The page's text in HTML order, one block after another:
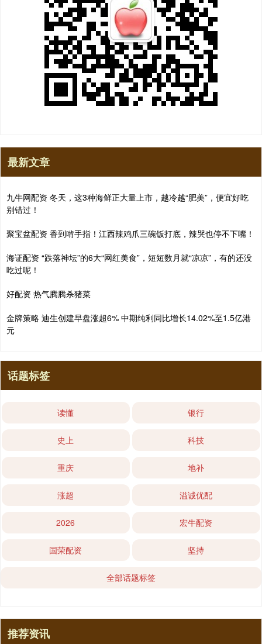
最新文章
九牛网配资 冬天，这3种海鲜正大量上市，越冷越“肥美”，便宜好吃
别错过！
聚宝盆配资 香到啃手指！江西辣鸡爪三碗饭打底，辣哭也停不下嘴！
海证配资 “跌落神坛”的6大“网红美食”，短短数月就“凉凉”，有的还没
吃过呢！
好配资 热气腾腾杀猪菜
金牌策略 迪生创建早盘涨超6% 中期纯利同比增长14.02%至1.5亿港
元
话题标签
读懂 银行
史上 科技
重庆 地补
涨超 溢诚优配
2026 宏牛配资
国荣配资 坚持
全部话题标签
推荐资讯